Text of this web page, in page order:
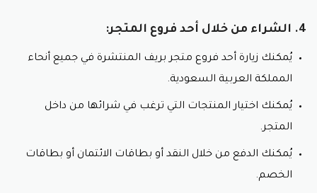
منظفات للحمامات.
منظفات للمفروشات.
يُمكنك التسوق في متجر بريف للمنظفات عبر الإنترنت أو في
أحد فروع المتجر المنتشرة في جميع أنحاء المملكة العربية
ملاحظة:
4. الشراء من خلال أحد فروع المتجر:
يُمكنك زيارة أحد فروع متجر بريف المنتشرة في جميع أنحاء
المملكة العربية السعودية.
يُمكنك اختيار المنتجات التي ترغب في شرائها من داخل
المتجر.
يُمكنك الدفع من خلال النقد أو بطاقات الائتمان أو بطاقات
الخصم.